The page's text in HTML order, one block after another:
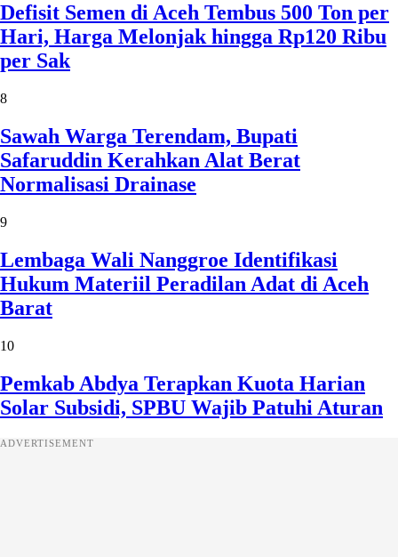
Defisit Semen di Aceh Tembus 500 Ton per
Hari, Harga Melonjak hingga Rp120 Ribu
per Sak
8
Sawah Warga Terendam, Bupati
Safaruddin Kerahkan Alat Berat
Normalisasi Drainase
9
Lembaga Wali Nanggroe Identifikasi
Hukum Materiil Peradilan Adat di Aceh
Barat
10
Pemkab Abdya Terapkan Kuota Harian
Solar Subsidi, SPBU Wajib Patuhi Aturan
ADVERTISEMENT